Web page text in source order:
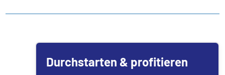
Durchstarten & profitieren